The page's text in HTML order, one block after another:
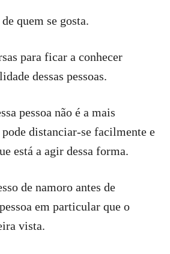
quem se gosta.
para ficar a conhecer
dessas pessoas.
pessoa não é a mais
pode distanciar-se facilmente e
está a agir dessa forma.
de namoro antes de
em particular que o
vista.